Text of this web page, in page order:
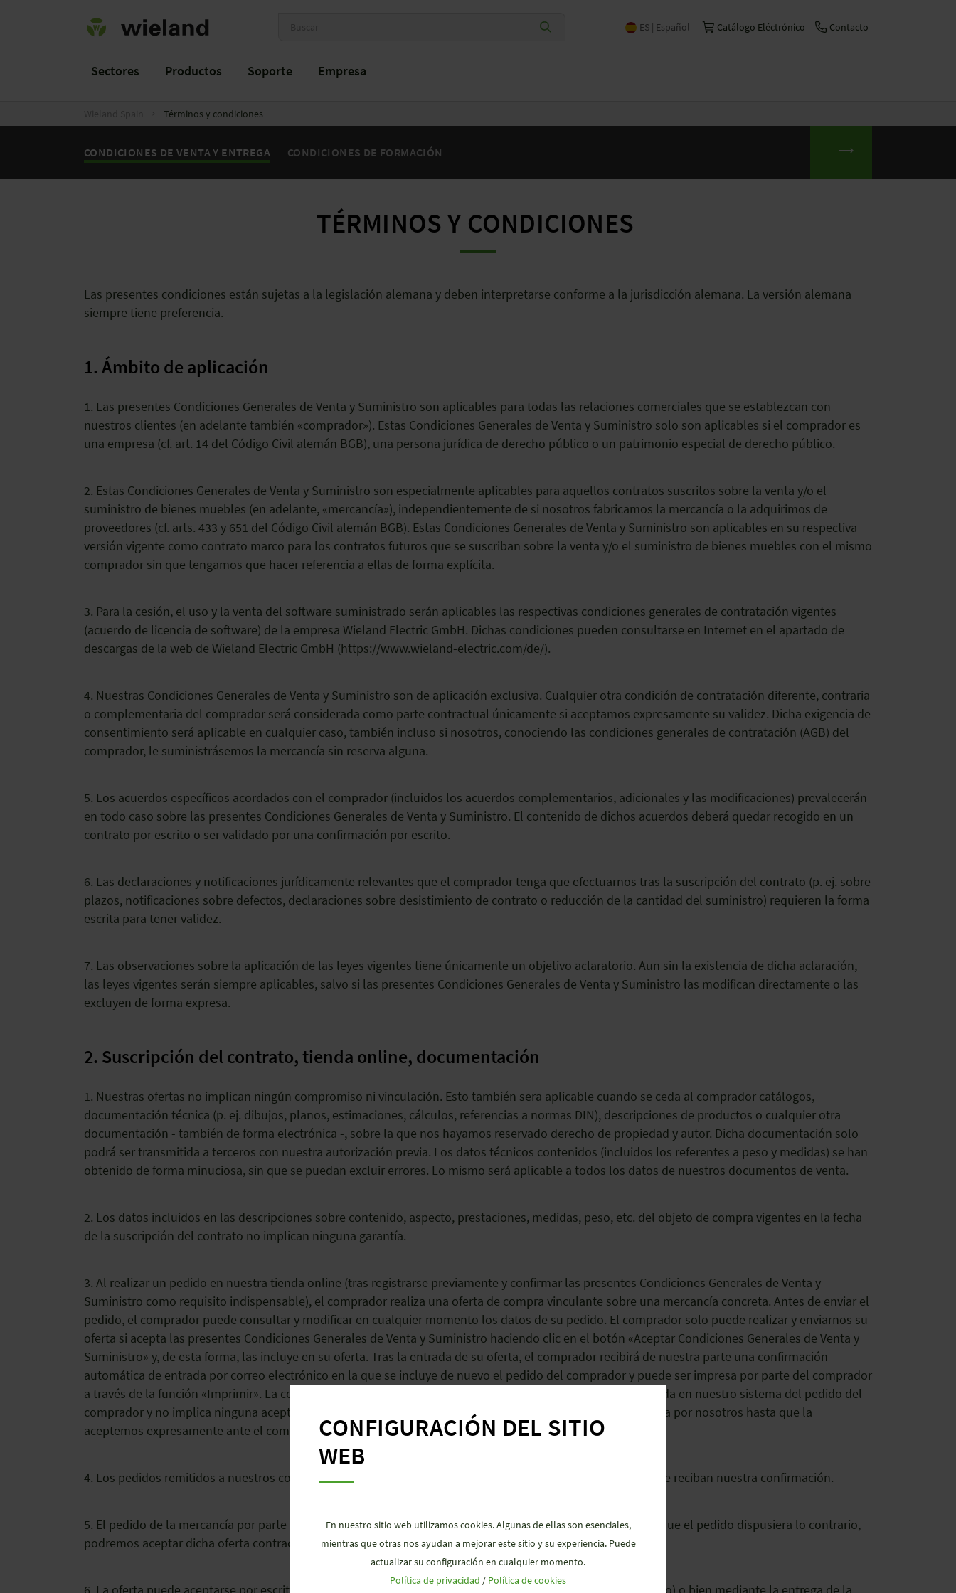
ES | Español
France | Français
Catálogo Eléctrónico Contacto
Sectores Productos Soporte Empresa
Términos y condiciones
CONDICIONES DE VENTA Y ENTREGA CONDICIONES DE FORMACIÓN
TÉRMINOS Y CONDICIONES
Las presentes condiciones están sujetas a la legislación alemana y deben interpretarse conforme a la jurisdicción alemana. La versión alemana
siempre tiene preferencia.
1. Ámbito de aplicación
1. Las presentes Condiciones Generales de Venta y Suministro son aplicables para todas las relaciones comerciales que se establezcan con
nuestros clientes (en adelante también «comprador»). Estas Condiciones Generales de Venta y Suministro solo son aplicables si el comprador es
una empresa (cf. art. 14 del Código Civil alemán BGB), una persona jurídica de derecho público o un patrimonio especial de derecho público.
2. Estas Condiciones Generales de Venta y Suministro son especialmente aplicables para aquellos contratos suscritos sobre la venta y/o el
suministro de bienes muebles (en adelante, «mercancía»), independientemente de si nosotros fabricamos la mercancía o la adquirimos de
proveedores (cf. arts. 433 y 651 del Código Civil alemán BGB). Estas Condiciones Generales de Venta y Suministro son aplicables en su respectiva
versión vigente como contrato marco para los contratos futuros que se suscriban sobre la venta y/o el suministro de bienes muebles con el mismo
comprador sin que tengamos que hacer referencia a ellas de forma explícita.
3. Para la cesión, el uso y la venta del software suministrado serán aplicables las respectivas condiciones generales de contratación vigentes
(acuerdo de licencia de software) de la empresa Wieland Electric GmbH. Dichas condiciones pueden consultarse en Internet en el apartado de
descargas de la web de Wieland Electric GmbH (https://www.wieland-electric.com/de/).
4. Nuestras Condiciones Generales de Venta y Suministro son de aplicación exclusiva. Cualquier otra condición de contratación diferente, contraria
o complementaria del comprador será considerada como parte contractual únicamente si aceptamos expresamente su validez. Dicha exigencia de
consentimiento será aplicable en cualquier caso, también incluso si nosotros, conociendo las condiciones generales de contratación (AGB) del
comprador, le suministrásemos la mercancía sin reserva alguna.
5. Los acuerdos específicos acordados con el comprador (incluidos los acuerdos complementarios, adicionales y las modificaciones) prevalecerán
en todo caso sobre las presentes Condiciones Generales de Venta y Suministro. El contenido de dichos acuerdos deberá quedar recogido en un
contrato por escrito o ser validado por una confirmación por escrito.
6. Las declaraciones y notificaciones jurídicamente relevantes que el comprador tenga que efectuarnos tras la suscripción del contrato (p. ej. sobre
plazos, notificaciones sobre defectos, declaraciones sobre desistimiento de contrato o reducción de la cantidad del suministro) requieren la forma
escrita para tener validez.
7. Las observaciones sobre la aplicación de las leyes vigentes tiene únicamente un objetivo aclaratorio. Aun sin la existencia de dicha aclaración,
las leyes vigentes serán siempre aplicables, salvo si las presentes Condiciones Generales de Venta y Suministro las modifican directamente o las
excluyen de forma expresa.
2. Suscripción del contrato, tienda online, documentación
1. Nuestras ofertas no implican ningún compromiso ni vinculación. Esto también sera aplicable cuando se ceda al comprador catálogos,
documentación técnica (p. ej. dibujos, planos, estimaciones, cálculos, referencias a normas DIN), descripciones de productos o cualquier otra
documentación - también de forma electrónica -, sobre la que nos hayamos reservado derecho de propiedad y autor. Dicha documentación solo
podrá ser transmitida a terceros con nuestra autorización previa. Los datos técnicos contenidos (incluidos los referentes a peso y medidas) se han
obtenido de forma minuciosa, sin que se puedan excluir errores. Lo mismo será aplicable a todos los datos de nuestros documentos de venta.
2. Los datos incluidos en las descripciones sobre contenido, aspecto, prestaciones, medidas, peso, etc. del objeto de compra vigentes en la fecha
de la suscripción del contrato no implican ninguna garantía.
3. Al realizar un pedido en nuestra tienda online (tras registrarse previamente y confirmar las presentes Condiciones Generales de Venta y
Suministro como requisito indispensable), el comprador realiza una oferta de compra vinculante sobre una mercancía concreta. Antes de enviar el
pedido, el comprador puede consultar y modificar en cualquier momento los datos de su pedido. El comprador solo puede realizar y enviarnos su
oferta si acepta las presentes Condiciones Generales de Venta y Suministro haciendo clic en el botón «Aceptar Condiciones Generales de Venta y
Suministro» y, de esta forma, las incluye en su oferta. Tras la entrada de su oferta, el comprador recibirá de nuestra parte una confirmación
automática de entrada por correo electrónico en la que se incluye de nuevo el pedido del comprador y puede ser impresa por parte del comprador
a través de la función «Imprimir». La confirmación de recepción automática documenta únicamente la entrada en nuestro sistema del pedido del
comprador y no implica ninguna aceptación de la oferta. La oferta del comprador no se considerará aceptada por nosotros hasta que la
aceptemos expresamente ante el comprador.
4. Los pedidos remitidos a nuestros comerciales y representantes no serán legalmente vinculantes hasta que reciban nuestra confirmación.
5. El pedido de la mercancía por parte del comprador se considera una oferta contractual vinculante. Salvo que el pedido dispusiera lo contrario,
podremos aceptar dicha oferta contractual en el plazo de 2 semanas tras su entrada.
CONFIGURACIÓN DEL SITIO
WEB
En nuestro sitio web utilizamos cookies. Algunas de ellas son esenciales,
mientras que otras nos ayudan a mejorar este sitio y su experiencia. Puede
actualizar su configuración en cualquier momento.
Política de privacidad / Política de cookies